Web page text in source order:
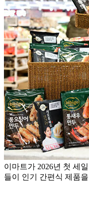
이마트가 2026년 첫 세
들이 인기 간편식 제품